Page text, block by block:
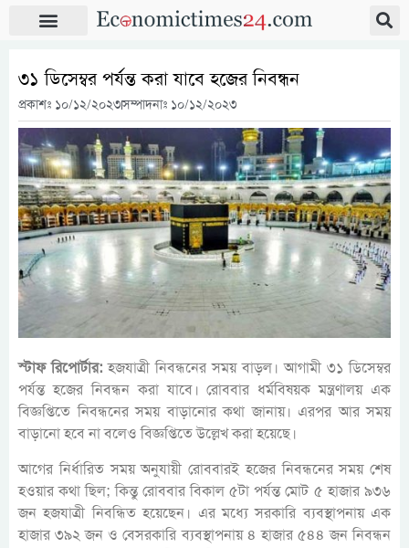
৩১ ডিসেম্বর পর্যন্ত করা যাবে হজের নিবন্ধন
প্রকাশঃ ১০/১২/২০২৩সম্পাদনাঃ ১০/১২/২০২৩
স্টাফ রিপোর্টার: হজযাত্রী নিবন্ধনের সময় বাড়ল। আগামী ৩১ ডিসেম্বর
পর্যন্ত হজের নিবন্ধন করা যাবে। রোববার ধর্মবিষয়ক মন্ত্রণালয় এক
বিজ্ঞপ্তিতে নিবন্ধনের সময় বাড়ানোর কথা জানায়। এরপর আর সময়
বাড়ানো হবে না বলেও বিজ্ঞপ্তিতে উল্লেখ করা হয়েছে।
আগের নির্ধারিত সময় অনুযায়ী রোববারই হজের নিবন্ধনের সময় শেষ
হওয়ার কথা ছিল; কিন্তু রোববার বিকাল ৫টা পর্যন্ত মোট ৫ হাজার ৯৩৬
জন হজযাত্রী নিবন্ধিত হয়েছেন। এর মধ্যে সরকারি ব্যবস্থাপনায় এক
হাজার ৩৯২ জন ও বেসরকারি ব্যবস্থাপনায় ৪ হাজার ৫৪৪ জন নিবন্ধন